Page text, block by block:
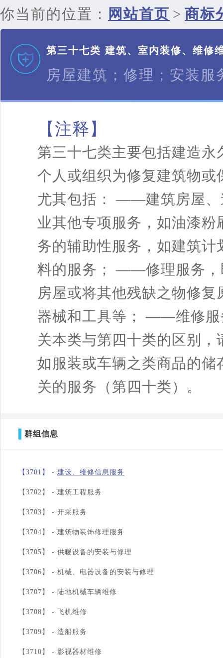
你当前的位置： 网站首页 > 商标
第三十七类 建筑、室内装修、维修
房屋建筑；修理；安装服
【注释】
第三十七类主要包括建造
个人或组织为修复建筑物
尤其包括： ——建筑房屋、
业其他专项服务，如油漆
务的辅助性服务，如建筑
料的服务； ——修理服务，
房屋或将其他残缺之物修
器械和工具等； ——维修服
关本类与第四十类的区别
如服装或车辆之类商品的
关的服务（第四十类）。
群组信息
【3701】 - 建设、维修信息服务
【3702】 - 建筑工程服务
【3703】 - 开采服务
【3704】 - 建筑物装饰修理服务
【3705】 - 供暖设备的安装与修理
【3706】 - 机械、电器设备的安装与修理
【3707】 - 陆地机械车辆维修
【3708】 - 飞机维修
【3709】 - 造船服务
【3710】 - 影视器材维修